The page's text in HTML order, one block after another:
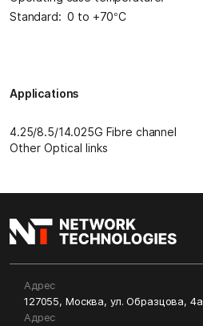
Standard: 0 to +70°C
Applications
4.25/8.5/14.025G Fibre channel
Other Optical links
Адрес
127055, Москва, ул. Образцова,
Адрес